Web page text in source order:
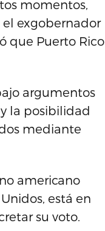
momentos,
exgobernador
que Puerto Rico
argumentos
la posibilidad
mediante
americano
está en
su voto.